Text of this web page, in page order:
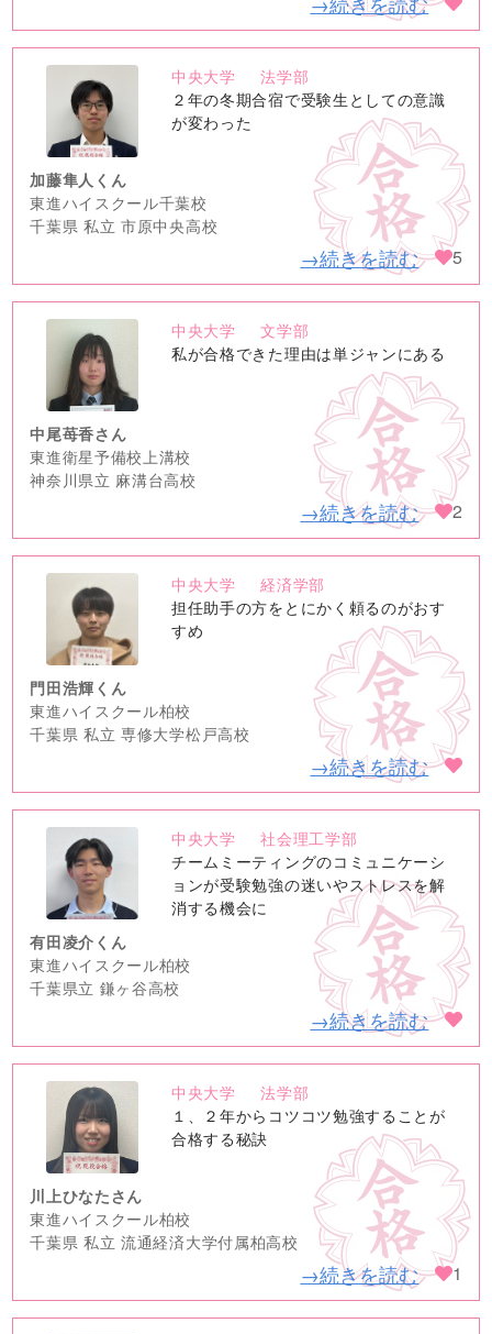
no
image
中央大学
法学部
２年の冬期合宿で受験生としての意識
が変わった
加藤隼人くん
東進ハイスクール千葉校
千葉県 私立 市原中央高校
→続きを読む 5
no
image
中央大学
文学部
私が合格できた理由は単ジャンにある
中尾苺香さん
東進衛星予備校上溝校
神奈川県立 麻溝台高校
→続きを読む 2
no
image
中央大学
経済学部
担任助手の方をとにかく頼るのがおす
すめ
門田浩輝くん
東進ハイスクール柏校
千葉県 私立 専修大学松戸高校
→続きを読む
no
image
中央大学
社会理工学部
チームミーティングのコミュニケーシ
ョンが受験勉強の迷いやストレスを解
消する機会に
有田凌介くん
東進ハイスクール柏校
千葉県立 鎌ヶ谷高校
→続きを読む
no
image
中央大学
法学部
１、２年からコツコツ勉強することが
合格する秘訣
川上ひなたさん
東進ハイスクール柏校
千葉県 私立 流通経済大学付属柏高校
→続きを読む 1